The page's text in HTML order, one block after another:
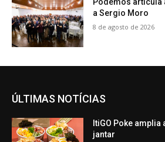
Podemos
a Sergio Moro
8 de agosto de 2026
ÚLTIMAS NOTÍCIAS
ItiGO Poke
jantar